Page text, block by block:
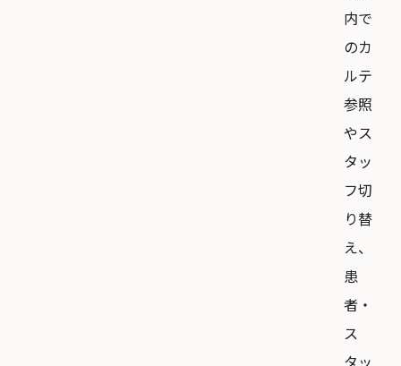
内で
のカ
ルテ
参照
やス
タッ
フ切
り替
え、
患
者・
ス